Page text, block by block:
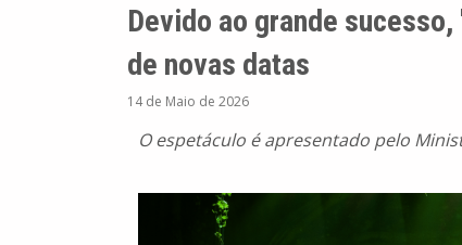
Devido ao grande
de novas datas
14 de Maio de 2026
O espetáculo é apresentado pelo